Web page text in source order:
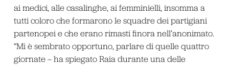
ai medici, alle casalinghe, ai femminielli, insomma a
tutti coloro che formarono le squadre dei partigiani
partenopei e che erano rimasti finora nell’anonimato.
“Mi è sembrato opportuno, parlare di quelle quattro
giornate – ha spiegato Raia durante una delle